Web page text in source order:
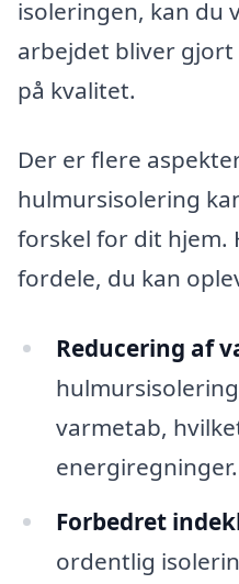
isoleringen, kan du
arbejdet bliver
på kvalitet.
Der er flere
hulmursisolering
forskel for dit hjem.
fordele, du kan
Reducering af
varmetab,
energiregninger.
Forbedret
ordentlig